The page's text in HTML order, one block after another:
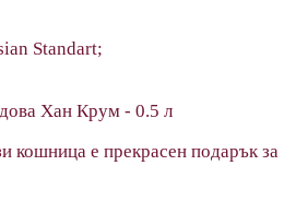
Standart;
Хан Крум - 0.5 л
кошница е прекрасен подарък за